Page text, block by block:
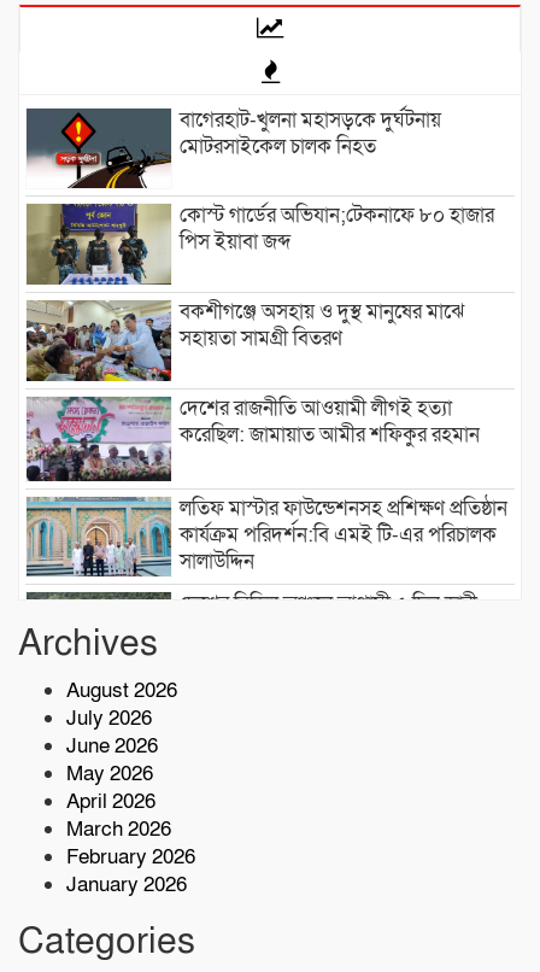
বাগেরহাট-খুলনা মহাসড়কে ‌দুর্ঘটনায়
মোটরসাইকেল চালক নিহত
কোস্ট গার্ডের অভিযান;টেকনাফে ৮০ হাজার
পিস ইয়াবা জব্দ
বকশীগঞ্জে অসহায় ও দুস্থ মানুষের মাঝে
সহায়তা সামগ্রী বিতরণ
দেশের রাজনীতি আওয়ামী লীগই হত্যা
করেছিল: জামায়াত আমীর শফিকুর রহমান
লতিফ মাস্টার ফাউন্ডেশনসহ প্রশিক্ষণ প্রতিষ্ঠান
কার্যক্রম পরিদর্শন:বি এমই টি-এর পরিচালক
সালাউদ্দিন
দেশের বিভিন্ন অঞ্চলে আগামী ৫ দিন ভারী
শরণখোলায় মাদকবিরোধী সাঁড়াশি অভিযান
Archives
August 2026
July 2026
June 2026
May 2026
April 2026
March 2026
February 2026
January 2026
Categories